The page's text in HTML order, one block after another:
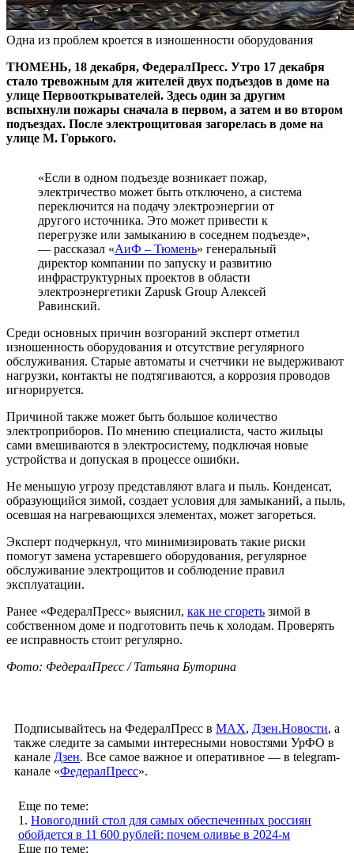
Одна из проблем кроется в изношенности оборудования
ТЮМЕНЬ, 18 декабря, ФедералПресс. Утро 17 декабря
стало тревожным для жителей двух подъездов в доме на
улице Первооткрывателей. Здесь один за другим
вспыхнули пожары сначала в первом, а затем и во втором
подъездах. После электрощитовая загорелась в доме на
улице М. Горького.
«Если в одном подъезде возникает пожар,
электричество может быть отключено, а система
переключится на подачу электроэнергии от
другого источника. Это может привести к
перегрузке или замыканию в соседнем подъезде»,
— рассказал «АиФ – Тюмень» генеральный
директор компании по запуску и развитию
инфраструктурных проектов в области
электроэнергетики Zapusk Group Алексей
Равинский.
Среди основных причин возгораний эксперт отметил
изношенность оборудования и отсутствие регулярного
обслуживания. Старые автоматы и счетчики не выдерживают
нагрузки, контакты не подтягиваются, а коррозия проводов
игнорируется.
Причиной также может быть большое количество
электроприборов. По мнению специалиста, часто жильцы
сами вмешиваются в электросистему, подключая новые
устройства и допуская в процессе ошибки.
Не меньшую угрозу представляют влага и пыль. Конденсат,
образующийся зимой, создает условия для замыканий, а пыль,
осевшая на нагревающихся элементах, может загореться.
Эксперт подчеркнул, что минимизировать такие риски
помогут замена устаревшего оборудования, регулярное
обслуживание электрощитов и соблюдение правил
эксплуатации.
Ранее «ФедералПресс» выяснил, как не сгореть зимой в
собственном доме и подготовить печь к холодам. Проверять
ее исправность стоит регулярно.
Фото: ФедералПресс / Татьяна Буторина
Подписывайтесь на ФедералПресс в МАХ, Дзен.Новости, а
также следите за самыми интересными новостями УрФО в
канале Дзен. Все самое важное и оперативное — в telegram-
канале «ФедералПресс».
Еще по теме:
1. Новогодний стол для самых обеспеченных россиян
обойдется в 11 600 рублей: почем оливье в 2024-м
Еще по теме: